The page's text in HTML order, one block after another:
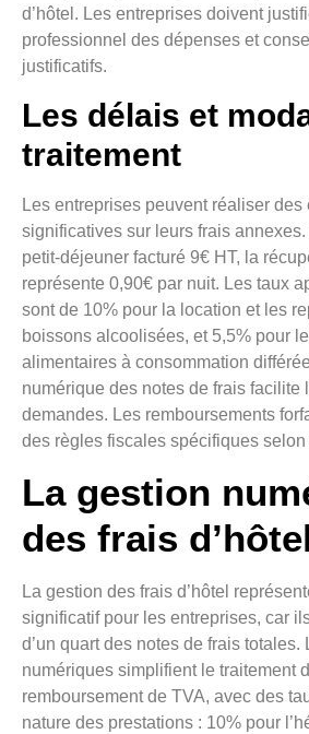
d’hôtel. Les entreprises doivent
professionnel des dépenses et
justificatifs.
Les délais et
traitement
Les entreprises peuvent réaliser des
significatives sur leurs frais
petit-déjeuner facturé 9€ HT, la
représente 0,90€ par nuit. Les taux
sont de 10% pour la location et les
boissons alcoolisées, et 5,5% pour
alimentaires à consommation
numérique des notes de frais facilite
demandes. Les remboursements
des règles fiscales spécifiques selon
La gestion
des frais
La gestion des frais d’hôtel
significatif pour les entreprises, car
d’un quart des notes de frais totales.
numériques simplifient le traitement
remboursement de TVA, avec des
nature des prestations : 10% pour